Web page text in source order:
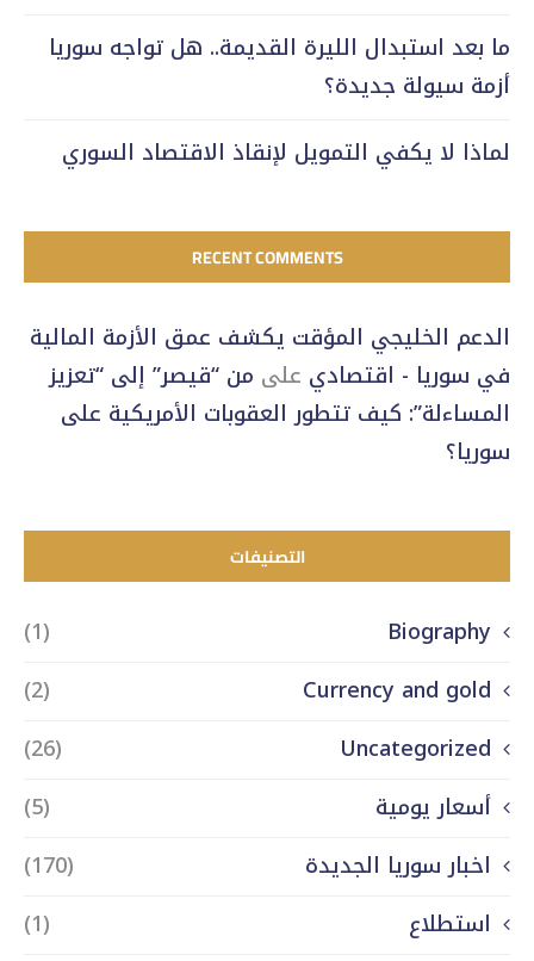
ما بعد استبدال الليرة القديمة.. هل تواجه سوريا
أزمة سيولة جديدة؟
لماذا لا يكفي التمويل لإنقاذ الاقتصاد السوري
RECENT COMMENTS
الدعم الخليجي المؤقت يكشف عمق الأزمة المالية
في سوريا - اقتصادي على من “قيصر” إلى “تعزيز
المساءلة”: كيف تتطور العقوبات الأمريكية على
سوريا؟
التصنيفات
Biography
(1)
Currency and gold
(2)
Uncategorized
(26)
أسعار يومية
(5)
اخبار سوريا الجديدة
(170)
استطلاع
(1)